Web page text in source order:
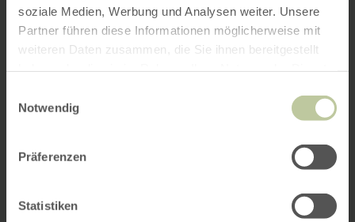
soziale Medien, Werbung und Analysen weiter. Unsere
Partner führen diese Informationen möglicherweise mit
weiteren Daten zusammen, die Sie ihnen bereitgestellt
Notwendig
Präferenzen
Statistiken